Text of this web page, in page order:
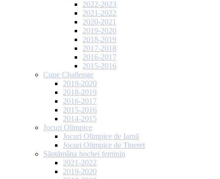
2022-2023
2021-2022
2020-2021
2019-2020
2018-2019
2017-2018
2016-2017
2015-2016
Cupe Challenge
2019-2020
2018-2019
2016-2017
2015-2016
2014-2015
Jocuri Olimpice
Jocuri Olimpice de Iarnă
Jocuri Olimpice de Tineret
Săptămâna hochei feminin
2021-2022
2019-2020